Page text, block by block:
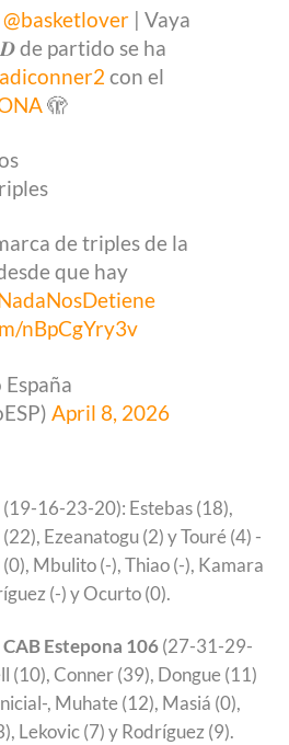
@basketlover| Vaya
de partido se ha
con el
🫣
de triples de la
que hay
nBpCgYry3v
April 8, 2026
(19-16-23-20): Estebas (18),
Ezeanatogu (2) y Touré (4) -
Mbulito (-), Thiao (-), Kamara
(-) y Ocurto (0).
Estepona 106(27-31-29-
(10), Conner (39), Dongue (11)
, Muhate (12), Masiá (0),
Lekovic (7) y Rodríguez (9).